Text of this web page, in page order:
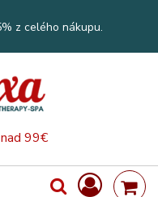
99€
z celého nákupu.